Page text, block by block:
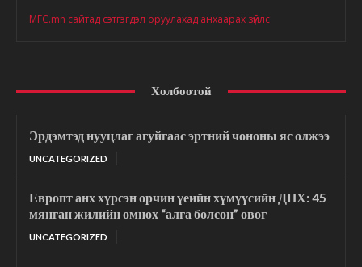
MFC.mn сайтад сэтгэгдэл оруулахад анхаарах зүйлс
Холбоотой
Эрдэмтэд нууцлаг агуйгаас эртний чононы яс олжээ
UNCATEGORIZED
Европт анх хүрсэн орчин үеийн хүмүүсийн ДНХ: 45
мянган жилийн өмнөх “алга болсон” овог
UNCATEGORIZED